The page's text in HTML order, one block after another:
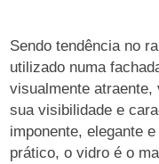
Sendo tendência no
utilizado numa
visualmente atraente,
sua visibilidade e
imponente, elegante
prático, o vidro é o